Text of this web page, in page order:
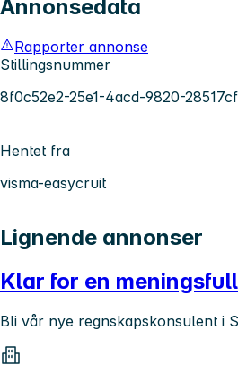
Annonsedata
Rapporter annonse
Stillingsnummer
8f0c52e2-25e1-4acd-9820-
Hentet fra
visma-easycruit
Lignende annonser
Klar for en
Bli vår nye regnskapskonsulent i